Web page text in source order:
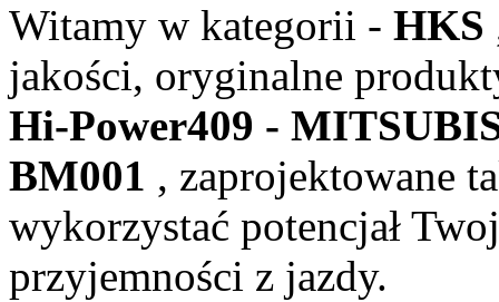
Witamy w kategorii - HKS
jakości, oryginalne
Hi-Power409 -
BM001 , zaprojektowane
wykorzystać potencjał
przyjemności z jazdy.